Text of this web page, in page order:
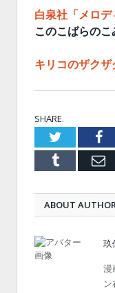
白泉社「メロデ
このこばらのこ
キリコのザクザ
SHARE.
Twitter
Tumblr
ABOUT
玖
漫